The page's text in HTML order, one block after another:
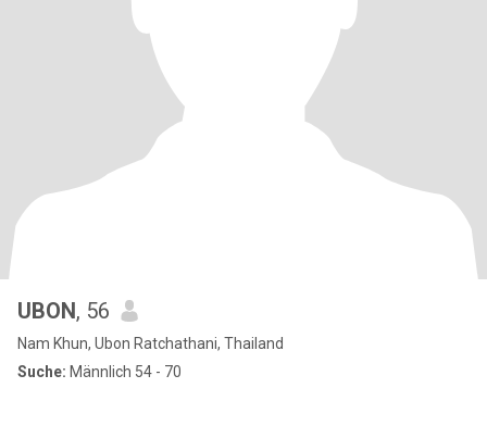
UBON, 56
Nam Khun, Ubon Ratchathani, Thailand
Suche: Männlich 54 - 70